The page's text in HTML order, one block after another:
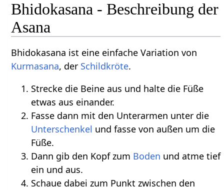
Bhidokasana - Beschreibung der
Asana
Bhidokasana ist eine einfache Variation von
Kurmasana, der Schildkröte.
Strecke die Beine aus und halte die Füße
etwas aus einander.
Fasse dann mit den Unterarmen unter die
Unterschenkel und fasse von außen um die
Füße.
Dann gib den Kopf zum Boden und atme tief
ein und aus.
Schaue dabei zum Punkt zwischen den